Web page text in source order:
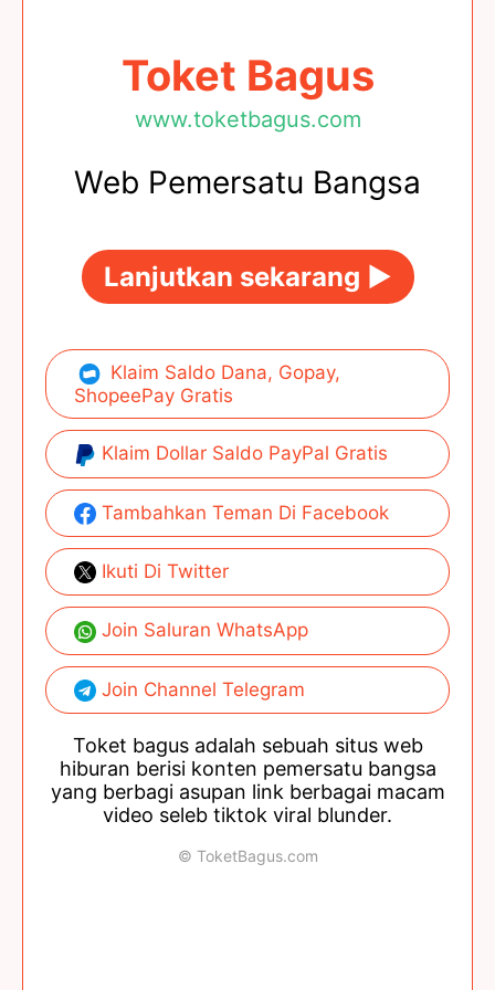
Toket Bagus
www.toketbagus.com
Web Pemersatu Bangsa
Lanjutkan sekarang ►
Klaim Saldo Dana, Gopay,
ShopeePay Gratis
Klaim Dollar Saldo PayPal Gratis
Tambahkan Teman Di Facebook
Ikuti Di Twitter
Join Saluran WhatsApp
Join Channel Telegram
Toket bagus adalah sebuah situs web
hiburan berisi konten pemersatu bangsa
yang berbagi asupan link berbagai macam
video seleb tiktok viral blunder.
© ToketBagus.com